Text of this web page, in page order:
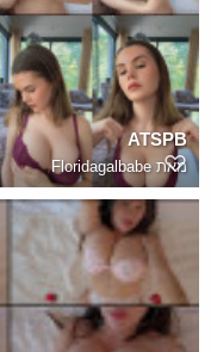
ATSPB
מאתFloridagalbabe